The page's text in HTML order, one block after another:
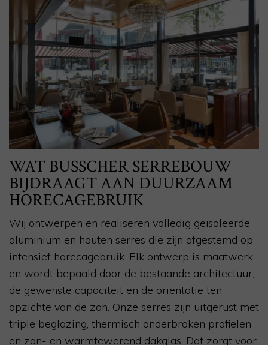
WAT BUSSCHER SERREBOUW
BIJDRAAGT AAN DUURZAAM
HORECAGEBRUIK
Wij ontwerpen en realiseren volledig geïsoleerde
aluminium en houten serres die zijn afgestemd op
intensief horecagebruik. Elk ontwerp is maatwerk
en wordt bepaald door de bestaande architectuur,
de gewenste capaciteit en de oriëntatie ten
opzichte van de zon. Onze serres zijn uitgerust met
triple beglazing, thermisch onderbroken profielen
en zon- en warmtewerend dakglas. Dat zorgt voor